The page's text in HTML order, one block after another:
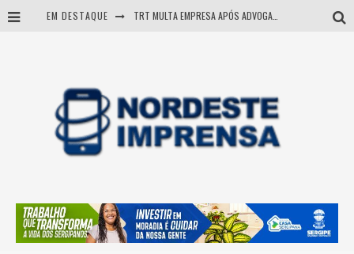
EM DESTAQUE TRT MULTA EMPRESA APÓS ADVOGADA USAR IA E INVENTAR PRECEDENTES JUDICIAIS
Mulher morre durante operação contra grupo investigado por roubo de cargas e tráfico de drogas em Sergipe